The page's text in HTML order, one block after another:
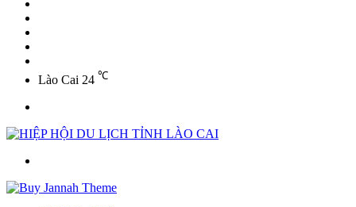
Lào Cai 24 ℃